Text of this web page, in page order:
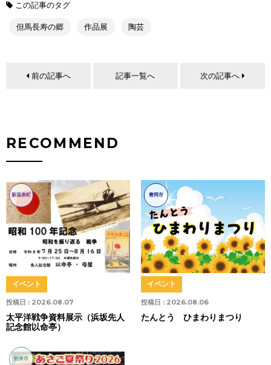
この記事のタグ
但馬長寿の郷 作品展 陶芸
前の記事へ 記事一覧へ 次の記事へ
RECOMMEND
新温泉町
投稿日 : 2026.08.07
イベント
太平洋戦争資料展示（浜坂先人
記念館以命亭）
豊岡市
投稿日 : 2026.08.06
イベント
たんとう ひまわりまつり
朝来市